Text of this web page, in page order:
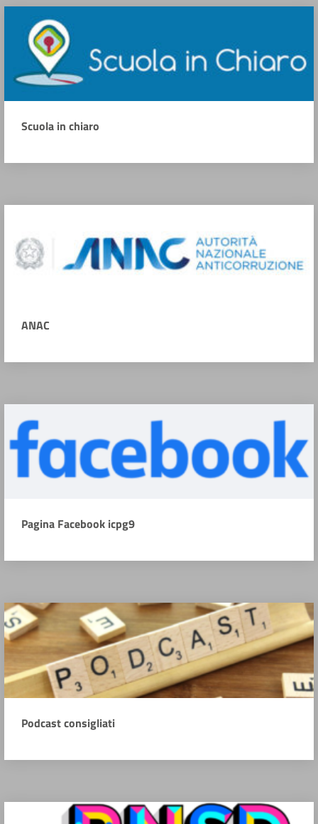
Scuola in chiaro
ANAC
Pagina Facebook icpg9
Podcast consigliati